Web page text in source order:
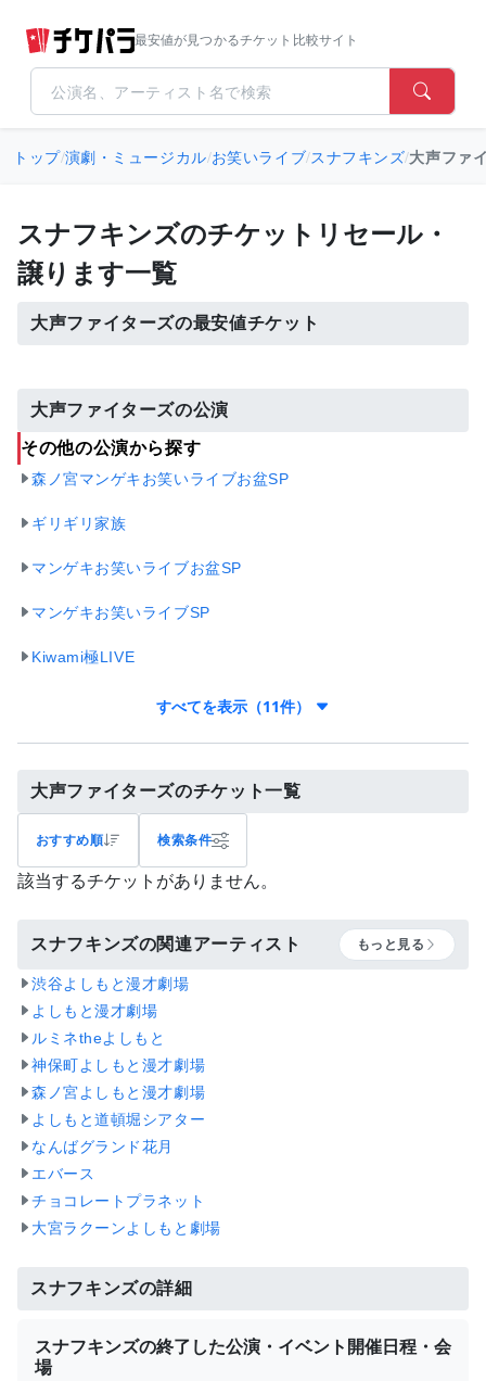
最安値が見つかるチケット比較サイト
トップ/演劇・ミュージカル/お笑いライブ/スナフキンズ/大声ファ
スナフキンズのチケットリセール・
譲ります一覧
大声ファイターズの最安値チケット
大声ファイターズの公演
その他の公演から探す
森ノ宮マンゲキお笑いライブお盆SP
ギリギリ家族
マンゲキお笑いライブお盆SP
マンゲキお笑いライブSP
Kiwami極LIVE
すべてを表示（11件）
大声ファイターズのチケット一覧
おすすめ順 検索条件
該当するチケットがありません。
スナフキンズの関連アーティスト もっと見る
渋谷よしもと漫才劇場
よしもと漫才劇場
ルミネtheよしもと
神保町よしもと漫才劇場
森ノ宮よしもと漫才劇場
よしもと道頓堀シアター
なんばグランド花月
エバース
チョコレートプラネット
大宮ラクーンよしもと劇場
スナフキンズの詳細
スナフキンズの終了した公演・イベント開催日程・会
場